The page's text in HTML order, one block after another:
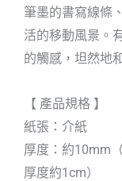
筆墨的書寫線條
活的移動風景。
的觸感，坦然地
【 產品規格 】
紙張：介紙
厚度：約10mm
厚度約1cm）